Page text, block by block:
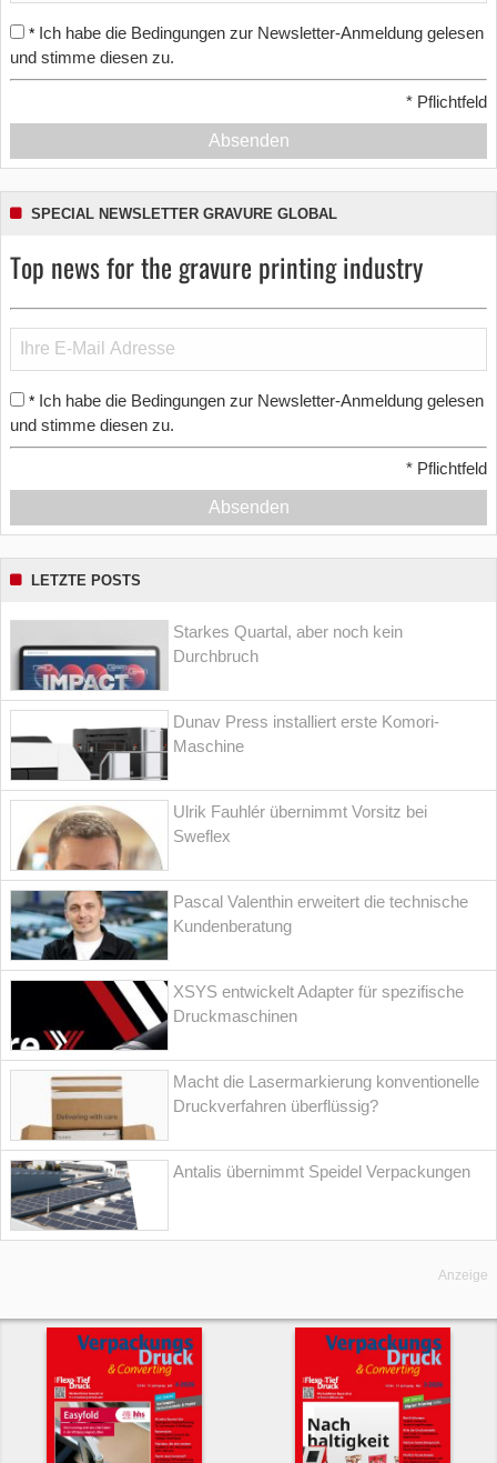
* Ich habe die Bedingungen zur Newsletter-Anmeldung gelesen
und stimme diesen zu.
* Pflichtfeld
Absenden
SPECIAL NEWSLETTER GRAVURE GLOBAL
Top news for the gravure printing industry
* Ich habe die Bedingungen zur Newsletter-Anmeldung gelesen
und stimme diesen zu.
* Pflichtfeld
Absenden
LETZTE POSTS
Starkes Quartal, aber noch kein
Durchbruch
Dunav Press installiert erste Komori-
Maschine
Ulrik Fauhlér übernimmt Vorsitz bei
Sweflex
Pascal Valenthin erweitert die technische
Kundenberatung
XSYS entwickelt Adapter für spezifische
Druckmaschinen
Macht die Lasermarkierung konventionelle
Druckverfahren überflüssig?
Antalis übernimmt Speidel Verpackungen
Anzeige